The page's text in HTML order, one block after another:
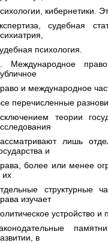
кибернетики.
судебная
психология.
Международное
и международное
перечисленные
теории
лишь
и
более или менее
их
структурные
изучает
устройство и
в